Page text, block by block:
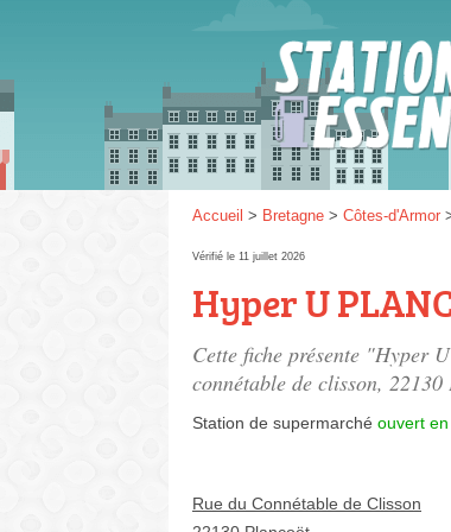
Accueil > Bretagne > Côtes-d'Armor
Vérifié le 11 juillet 2026
Hyper U
Cette fiche présente "Hyper
connétable de clisson, 22130
Station de supermarché ouvert
Rue du Connétable de Clisson